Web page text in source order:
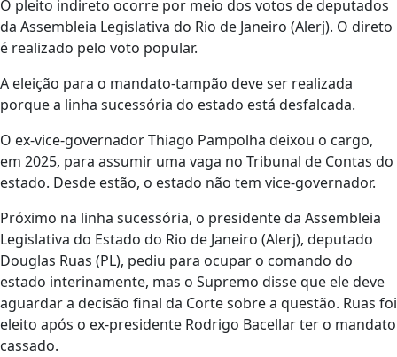
O pleito indireto ocorre por meio dos votos de deputados
da Assembleia Legislativa do Rio de Janeiro (Alerj). O direto
é realizado pelo voto popular.
A eleição para o mandato-tampão deve ser realizada
porque a linha sucessória do estado está desfalcada.
O ex-vice-governador Thiago Pampolha deixou o cargo,
em 2025, para assumir uma vaga no Tribunal de Contas do
estado. Desde estão, o estado não tem vice-governador.
Próximo na linha sucessória, o presidente da Assembleia
Legislativa do Estado do Rio de Janeiro (Alerj), deputado
Douglas Ruas (PL), pediu para ocupar o comando do
estado interinamente, mas o Supremo disse que ele deve
aguardar a decisão final da Corte sobre a questão. Ruas foi
eleito após o ex-presidente Rodrigo Bacellar ter o mandato
cassado.